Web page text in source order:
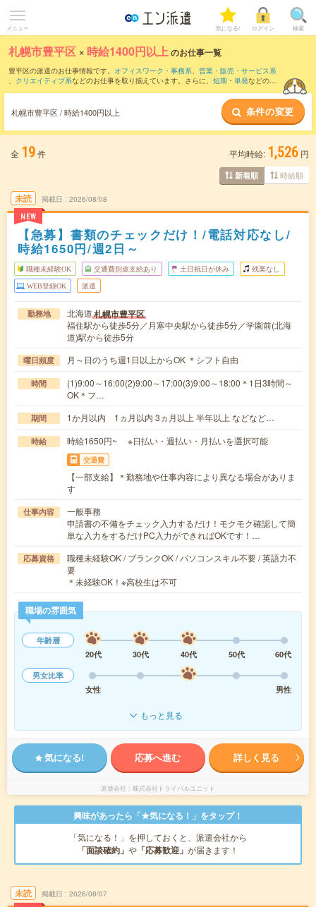
メニュー 気になる! ログイン 検索
札幌市豊平区 × 時給1400円以上のお仕事一覧
豊平区の派遣のお仕事情報です。 オフィスワーク・事務系、 営業・販売・サービス系
、 クリエイティブ系などのお仕事を取り揃えています。さらに、 短期 ・ 単発などの期
札幌市豊平区 / 時給1400円以上 条件の変更
全 19件 平均時給: 1,526 円
新着順 時給順
未読
NEW
掲載日 2026/08/08
【急募】書類のチェックだけ！/電話対応なし/
時給1650円/週2日～
職種未経験OK 交通費別途支給あり 土日祝日が休み 残業なし
WEB登録OK 派遣
勤務地 北海道札幌市豊平区
福住駅から徒歩5分／月寒中央駅から徒歩5分／学園前(北海
道)駅から徒歩5分
曜日頻度 月～日のうち週1日以上からOK ＊シフト自由
時間
(1)9:00～16:00(2)9:00～17:00(3)9:00～18:00＊1日3時間～
OK＊フ…
期間 1か月以内 1ヵ月以内 3ヵ月以上 半年以上 などなど…
時給 時給1650円~ ※日払い・週払い・月払いを選択可能
交通費
【一部支給】＊勤務地や仕事内容により異なる場合がありま
す
仕事内容
一般事務
申請書の不備をチェック入力するだけ！モクモク確認して簡
単な入力をするだけPC入力ができればOKです！…
応募資格
職種未経験OK / ブランクOK / パソコンスキル不要 / 英語力不
要
＊未経験OK！※高校生は不可
職場の雰囲気
年齢層
20代
30代 40代 50代
60代
男女比率
女性
男性
もっと見る
気になる! 応募へ進む 詳しく見る
派遣会社 株式会社トライバルユニット
興味があったら「★気になる！」をタップ！
「気になる！」を押しておくと、派遣会社から
「面談確約」 や 「応募歓迎」 が届きます！
未読 掲載日 2026/08/07